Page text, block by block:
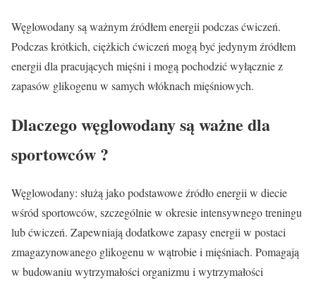
Węglowodany są ważnym źródłem energii podczas ćwiczeń.
Podczas krótkich, ciężkich ćwiczeń mogą być jedynym źródłem
energii dla pracujących mięśni i mogą pochodzić wyłącznie z
zapasów glikogenu w samych włóknach mięśniowych.
Dlaczego węglowodany są ważne dla
sportowców ?
Węglowodany: służą jako podstawowe źródło energii w diecie
wśród sportowców, szczególnie w okresie intensywnego treningu
lub ćwiczeń. Zapewniają dodatkowe zapasy energii w postaci
zmagazynowanego glikogenu w wątrobie i mięśniach. Pomagają
w budowaniu wytrzymałości organizmu i wytrzymałości